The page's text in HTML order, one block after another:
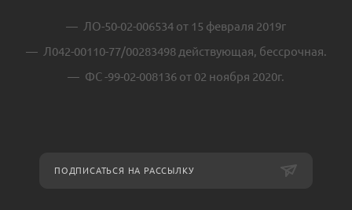
ЛО-50-02-006534 от 15 февраля 2019г
Л042-00110-77/00283498 действующая, бессрочная.
ФС -99-02-008136 от 02 ноября 2020г.
ПОДПИСАТЬСЯ НА РАССЫЛКУ